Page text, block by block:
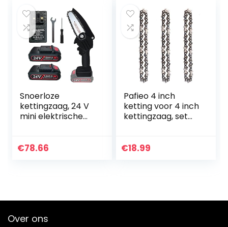
Snoerloze
kettingzaag, 24 V
mini elektrische
kettingen 10 cm
€78.66
Pafieo 4 inch
ketting voor 4 inch
kettingzaag, set
€18.99
Over ons